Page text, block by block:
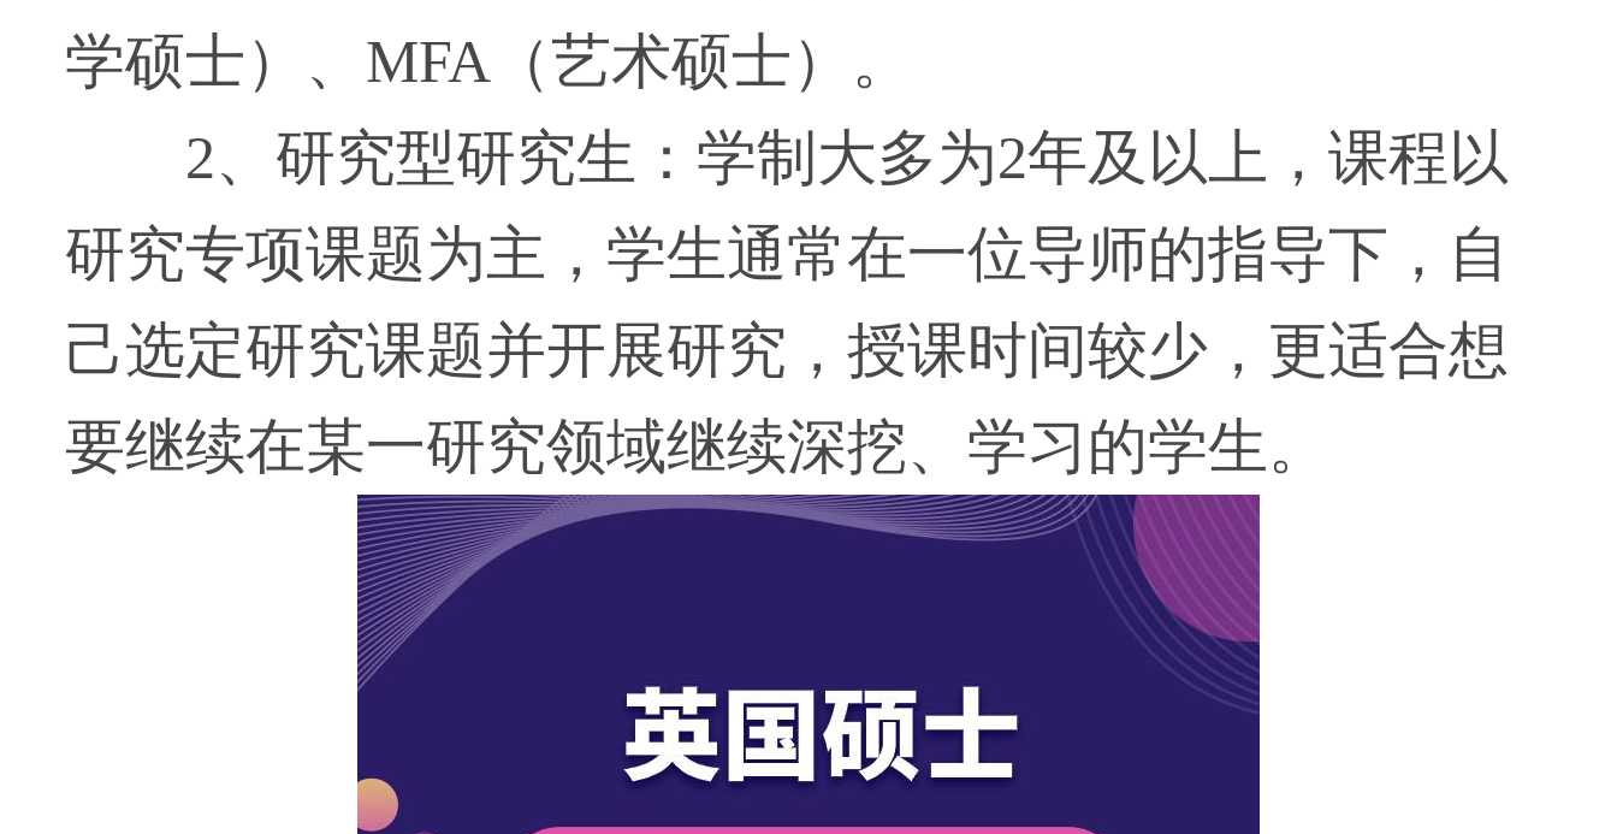
学硕士）、MFA（艺术硕士）。
2、研究型研究生：学制大多为2年及以上，课程以
研究专项课题为主，学生通常在一位导师的指导下，自
己选定研究课题并开展研究，授课时间较少，更适合想
要继续在某一研究领域继续深挖、学习的学生。